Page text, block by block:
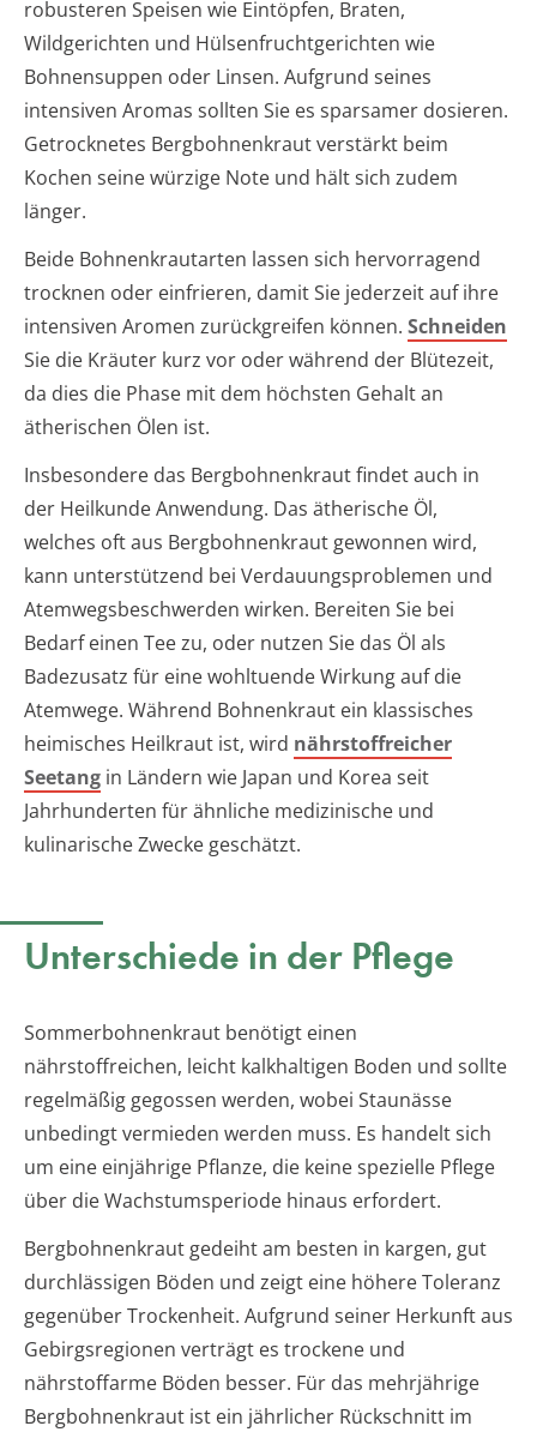
robusteren Speisen wie Eintöpfen, Braten,
Wildgerichten und Hülsenfruchtgerichten wie
Bohnensuppen oder Linsen. Aufgrund seines
intensiven Aromas sollten Sie es sparsamer dosieren.
Getrocknetes Bergbohnenkraut verstärkt beim
Kochen seine würzige Note und hält sich zudem
länger.
Beide Bohnenkrautarten lassen sich hervorragend
trocknen oder einfrieren, damit Sie jederzeit auf ihre
intensiven Aromen zurückgreifen können. Schneiden
Sie die Kräuter kurz vor oder während der Blütezeit,
da dies die Phase mit dem höchsten Gehalt an
ätherischen Ölen ist.
Insbesondere das Bergbohnenkraut findet auch in
der Heilkunde Anwendung. Das ätherische Öl,
welches oft aus Bergbohnenkraut gewonnen wird,
kann unterstützend bei Verdauungsproblemen und
Atemwegsbeschwerden wirken. Bereiten Sie bei
Bedarf einen Tee zu, oder nutzen Sie das Öl als
Badezusatz für eine wohltuende Wirkung auf die
Atemwege. Während Bohnenkraut ein klassisches
heimisches Heilkraut ist, wird nährstoffreicher
Seetang in Ländern wie Japan und Korea seit
Jahrhunderten für ähnliche medizinische und
kulinarische Zwecke geschätzt.
Unterschiede in der Pflege
Sommerbohnenkraut benötigt einen
nährstoffreichen, leicht kalkhaltigen Boden und sollte
regelmäßig gegossen werden, wobei Staunässe
unbedingt vermieden werden muss. Es handelt sich
um eine einjährige Pflanze, die keine spezielle Pflege
über die Wachstumsperiode hinaus erfordert.
Bergbohnenkraut gedeiht am besten in kargen, gut
durchlässigen Böden und zeigt eine höhere Toleranz
gegenüber Trockenheit. Aufgrund seiner Herkunft aus
Gebirgsregionen verträgt es trockene und
nährstoffarme Böden besser. Für das mehrjährige
Bergbohnenkraut ist ein jährlicher Rückschnitt im